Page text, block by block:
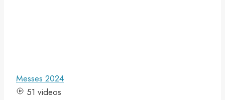
Messes 2024
51 videos